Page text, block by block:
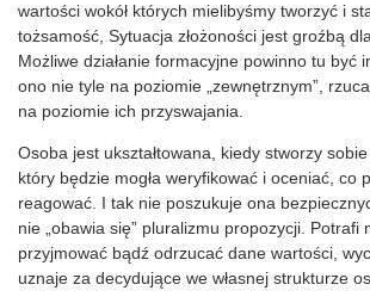
wartości wokół których mielibyśmy tworzyć i
tożsamość, Sytuacja złożoności jest groźbą
Możliwe działanie formacyjne powinno tu być
ono nie tyle na poziomie „zewnętrznym”,
na poziomie ich przyswajania.
Osoba jest ukształtowana, kiedy stworzy sobie
który będzie mogła weryfikować i oceniać, co
reagować. I tak nie poszukuje ona
nie „obawia się” pluralizmu propozycji. Potrafi
przyjmować bądź odrzucać dane wartości,
uznaje za decydujące we własnej strukturze